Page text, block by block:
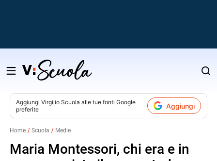
Salta
contenuto
Aggiungi Virgilio Scuola alle tue fonti Google
preferite
Aggiungi
Home Scuola Medie
Maria Montessori, chi era e in